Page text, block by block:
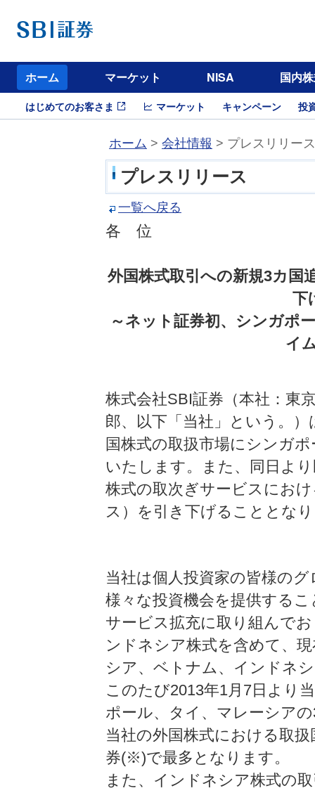
ホーム マーケット NISA 国内
はじめてのお客さま マーケット キャンペーン 投
ホーム > 会社情報 > プレスリリース
プレスリリース
一覧へ戻る
各 位
外国株式取引への新規3カ国
下
～ネット証券初、シンガポ
イ
株式会社SBI証券（本社：東
郎、以下「当社」という。
国株式の取扱市場にシンガ
いたします。また、同日よ
株式の取次ぎサービスにお
ス）を引き下げることとな
当社は個人投資家の皆様の
様々な投資機会を提供する
サービス拡充に取り組んで
ンドネシア株式を含めて、
シア、ベトナム、インドネ
このたび2013年1月7日より
ポール、タイ、マレーシア
当社の外国株式における取
券(※)で最多となります。
また、インドネシア株式の